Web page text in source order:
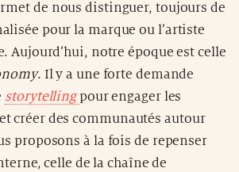
de nous distinguer, toujours de
pour la marque ou l’artiste
Aujourd’hui, notre époque est celle
. Il y a une forte demande
storytelling pour engager les
créer des communautés autour
proposons à la fois de repenser
celle de la chaîne de